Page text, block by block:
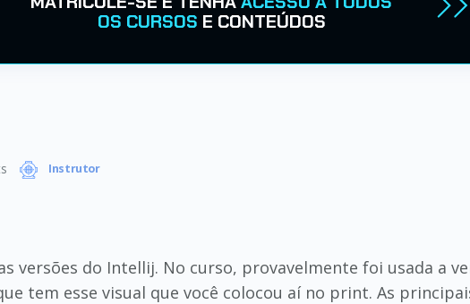
OS CURSOS E CONTEÚDOS
Instrutor
versões do Intellij. No curso, provavelmente foi usada a
tem esse visual que você colocou aí no print. As